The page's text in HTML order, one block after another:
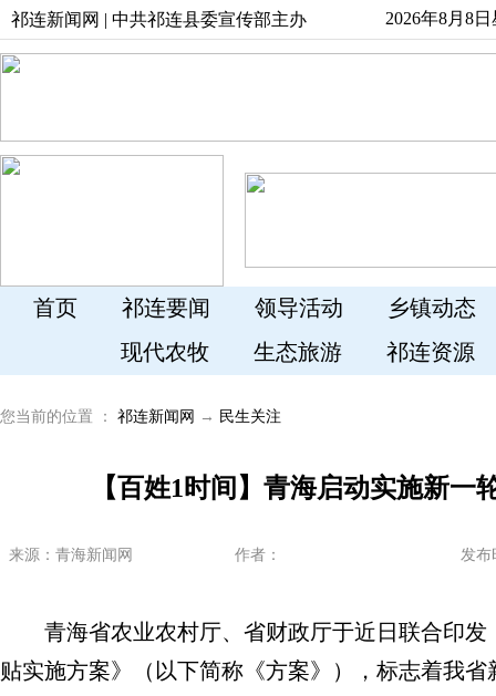
祁连新闻网 | 中共祁连县委宣传部主办 2026年8月8
首页 祁连要闻 领导活动
乡镇动态
现代农牧
生态旅游 祁连资源
您当前的位置 ： 祁连新闻网 → 民生关注
【百姓1时间】青海启动实施新一
来源：青海新闻网 作者： 发布
青海省农业农村厅、省财政厅于近日联合印发
贴实施方案》（以下简称《方案》），标志着我